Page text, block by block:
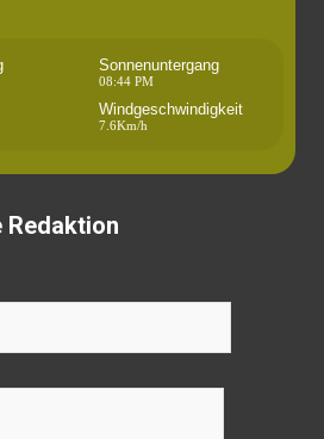
Sonnenuntergang
08:44 PM
Windgeschwindigkeit
7.6Km/h
Redaktion